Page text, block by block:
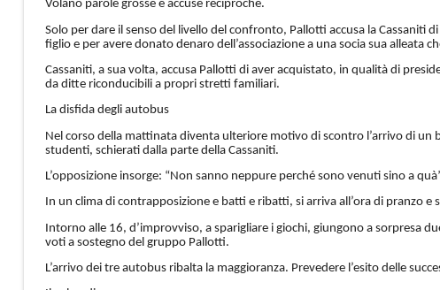
Volano parole grosse e accuse reciproche.
Solo per dare il senso del livello del confronto, Pallotti accusa la Cassaniti
figlio e per avere donato denaro dell’associazione a una socia sua alleata
Cassaniti, a sua volta, accusa Pallotti di aver acquistato, in qualità di
da ditte riconducibili a propri stretti familiari.
La disfida degli autobus
Nel corso della mattinata diventa ulteriore motivo di scontro l’arrivo di
studenti, schierati dalla parte della Cassaniti.
L’opposizione insorge: “Non sanno neppure perché sono venuti sino a
In un clima di contrapposizione e batti e ribatti, si arriva all’ora di pranzo e
Intorno alle 16, d’improvviso, a sparigliare i giochi, giungono a sorpresa
voti a sostegno del gruppo Pallotti.
L’arrivo dei tre autobus ribalta la maggioranza. Prevedere l’esito delle